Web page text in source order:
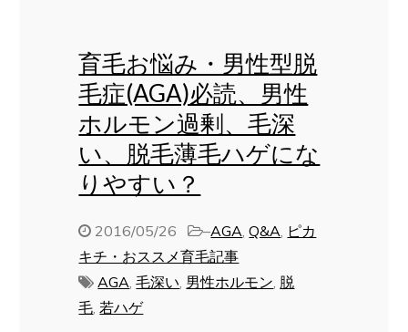
育毛お悩み・男性型脱
毛症(AGA)必読、男性
ホルモン過剰、毛深
い、脱毛薄毛ハゲにな
りやすい？
2016/05/26 –AGA,Q&A, ピカ
キチ・おススメ育毛記事
AGA,毛深い, 男性ホルモン, 脱
毛,若ハゲ